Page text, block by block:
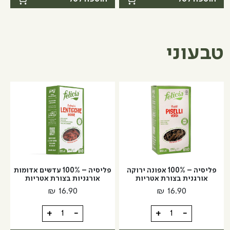
עם
פשתן
טבעוני
פליסיה – 100% אפונה ירוקה
אורגנית בצורת אטריות
₪ 16.90
-
כמות
של
+
פליסיה – 100% עדשים אדומות
אורגניות בצורת אטריות
₪ 16.90
-
כמות
של
+